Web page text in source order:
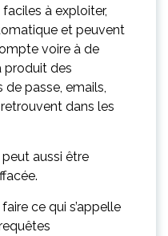
à exploiter,
et peuvent
voire à de
produit des
passe, emails,
dans les
aussi être
ce qui s’appelle